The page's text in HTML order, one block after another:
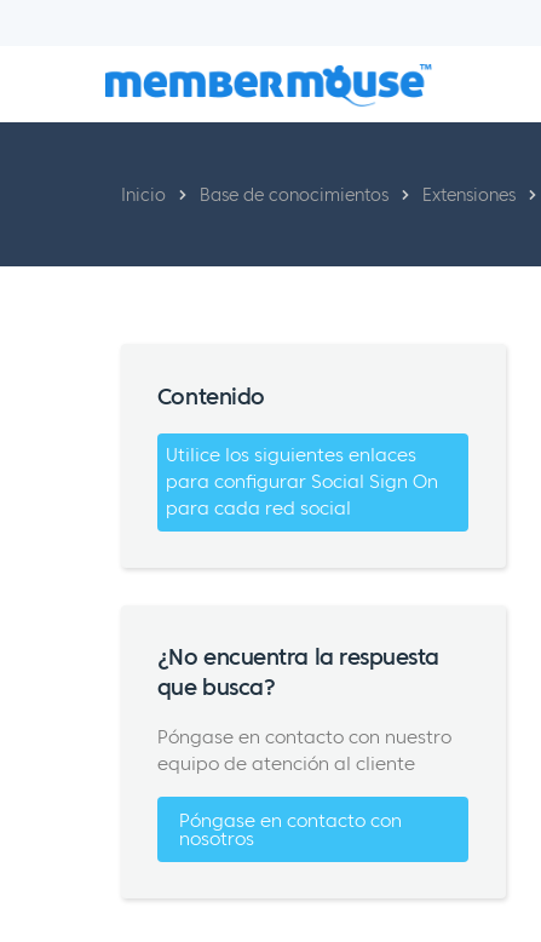
Inicio Base de conocimientos Extensiones
Contenido
Utilice los siguientes enlaces
para configurar Social Sign On
para cada red social
¿No encuentra la respuesta
que busca?
Póngase en contacto con nuestro
equipo de atención al cliente
Póngase en contacto con
nosotros